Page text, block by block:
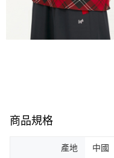
商品規格
產地 中國